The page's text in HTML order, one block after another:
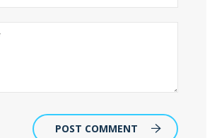
POST COMMENT